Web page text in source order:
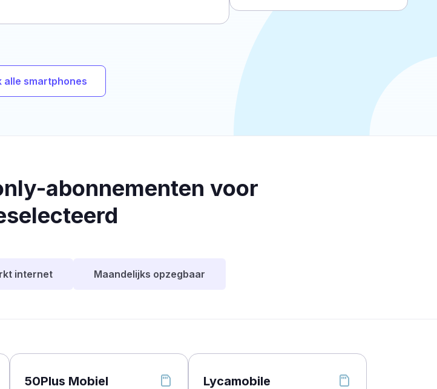
alle smartphones
abonnementen voor
internet Maandelijks opzegbaar
50Plus Mobiel Lycamobile